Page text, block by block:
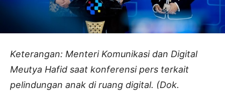
Keterangan: Menteri Komunikasi dan Digital
Meutya Hafid saat konferensi pers terkait
pelindungan anak di ruang digital. (Dok.